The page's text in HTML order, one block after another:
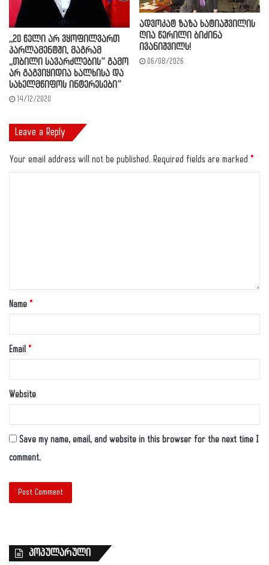
,,20 წელი არ ვყოფილვართ
პარლამენტში, მაგრამ
,,თბილი სავარძლების” გამო
არ გაგვიყიდია ხალხისა და
სახელმწიფოს ინტერესები”
14/12/2020
ადვოკატ ზაზა ხატიაშვილის
ღია წერილი ბიძინა
ივანიშვილს!
06/08/2026
Leave a Reply
Your email address will not be published. Required fields are marked *
Name *
Email *
Website
Save my name, email, and website in this browser for the next time I
comment.
პოპულარული